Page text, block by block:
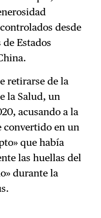
desde
Estados
retirarse de la
la Salud, un
acusando a la
convertido en un
que había
las huellas del
durante la